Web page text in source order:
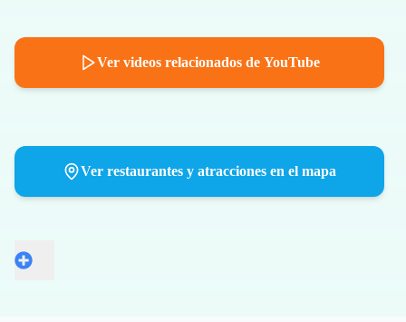
Ver videos relacionados de YouTube
Ver restaurantes y atracciones en el mapa